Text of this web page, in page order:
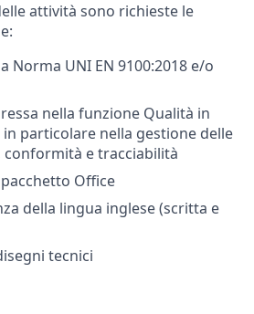
attività sono richieste le
Norma UNI EN 9100:2018 e/o
nella funzione Qualità in
particolare nella gestione delle
e tracciabilità
Office
della lingua inglese (scritta e
tecnici